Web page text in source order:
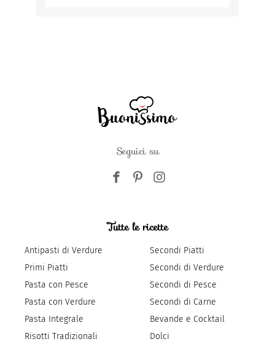
Seguici su
Tutte le ricette
Antipasti di Verdure
Primi Piatti
Pasta con Pesce
Pasta con Verdure
Pasta Integrale
Risotti Tradizionali
Secondi Piatti
Secondi di Verdure
Secondi di Pesce
Secondi di Carne
Bevande e Cocktail
Dolci